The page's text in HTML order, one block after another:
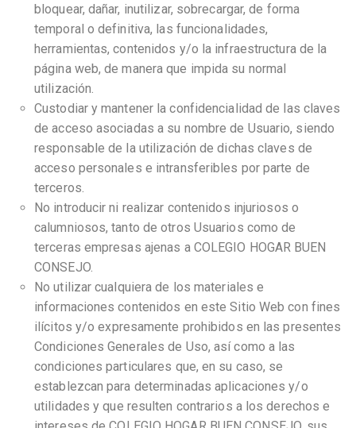
bloquear, dañar, inutilizar, sobrecargar, de forma
temporal o definitiva, las funcionalidades,
herramientas, contenidos y/o la infraestructura de la
página web, de manera que impida su normal
utilización.
Custodiar y mantener la confidencialidad de las claves
de acceso asociadas a su nombre de Usuario, siendo
responsable de la utilización de dichas claves de
acceso personales e intransferibles por parte de
terceros.
No introducir ni realizar contenidos injuriosos o
calumniosos, tanto de otros Usuarios como de
terceras empresas ajenas a COLEGIO HOGAR BUEN
CONSEJO.
No utilizar cualquiera de los materiales e
informaciones contenidos en este Sitio Web con fines
ilícitos y/o expresamente prohibidos en las presentes
Condiciones Generales de Uso, así como a las
condiciones particulares que, en su caso, se
establezcan para determinadas aplicaciones y/o
utilidades y que resulten contrarios a los derechos e